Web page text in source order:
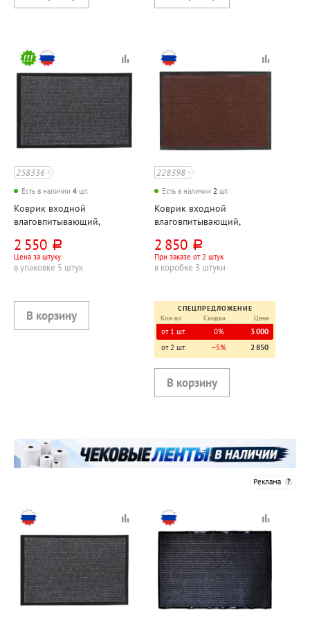
258336
Есть в наличии 4 шт.
Коврик входной
влаговпитывающий,
серый, ПВХ
2 550 руб.
Цена за штуку
в упаковке 5 штук
228398
Есть в наличии 2 шт.
Коврик входной
влаговпитывающий,
"Ребристый", коричневый
2 850 руб.
При заказе от 2 штук
в коробке 3 штуки
СПЕЦПРЕДЛОЖЕНИЕ
Кол-во
Скидка Цена
от 1 шт. 0%
3 000
от 2 шт.
−5% 2 850
Реклама